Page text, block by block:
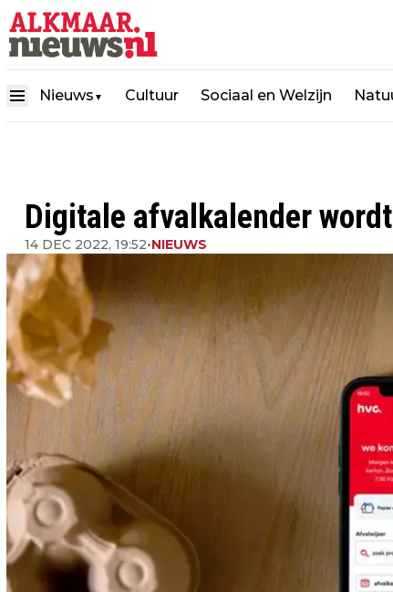
Nieuws ▼ Cultuur Sociaal en Welzijn
Digitale afvalkalender
14 DEC 2022, 19:52•NIEUWS